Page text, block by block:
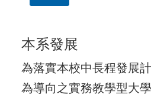
本系發展
為落實本校中長程發展
為導向之實務教學型大